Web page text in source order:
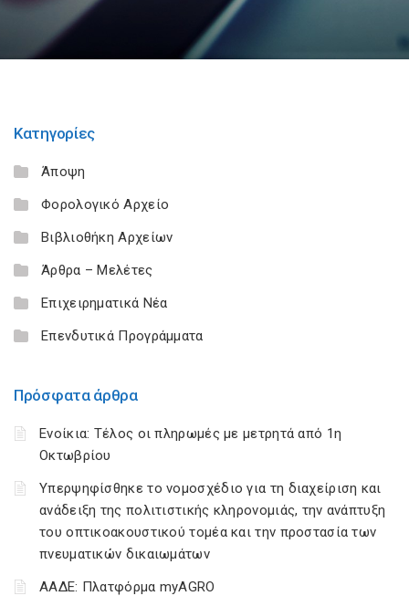
Κατηγορίες
Άποψη
Φορολογικό Αρχείο
Βιβλιοθήκη Αρχείων
Άρθρα – Μελέτες
Επιχειρηματικά Νέα
Επενδυτικά Προγράμματα
Πρόσφατα άρθρα
Ενοίκια: Τέλος οι πληρωμές με μετρητά από 1η
Οκτωβρίου
Υπερψηφίσθηκε το νομοσχέδιο για τη διαχείριση και
ανάδειξη της πολιτιστικής κληρονομιάς, την ανάπτυξη
του οπτικοακουστικού τομέα και την προστασία των
πνευματικών δικαιωμάτων
ΑΑΔΕ: Πλατφόρμα myAGRO